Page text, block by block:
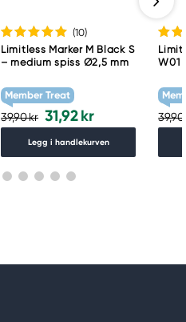
(10)
Limitless Marker M Black S
– medium spiss Ø2,5 mm
Member Treat
39,90 kr 31,92 kr
Legg i handlekurven
W01